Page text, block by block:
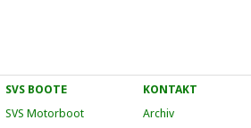
SVS BOOTE
SVS Motorboot
KONTAKT
Archiv